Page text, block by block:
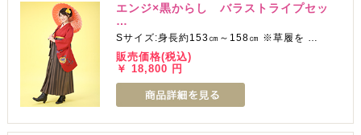
エンジ×黒からし バラストライプセッ
…
Sサイズ:身長約153㎝～158㎝ ※草履を …
販売価格(税込)
￥ 18,800 円